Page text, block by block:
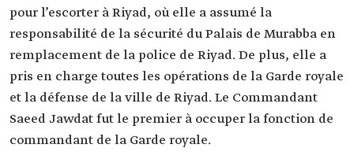
pour l’escorter à Riyad, où elle a assumé la
responsabilité de la sécurité du Palais de Murabba en
remplacement de la police de Riyad. De plus, elle a
pris en charge toutes les opérations de la Garde royale
et la défense de la ville de Riyad. Le Commandant
Saeed Jawdat fut le premier à occuper la fonction de
commandant de la Garde royale.